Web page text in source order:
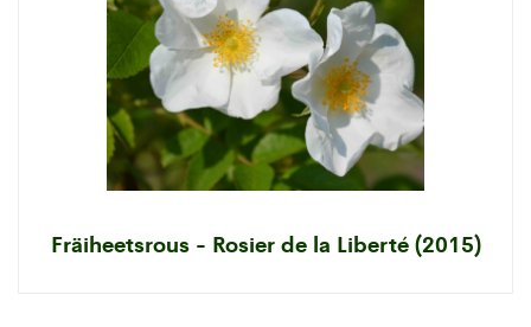
Fräiheetsrous - Rosier de la Liberté (2015)